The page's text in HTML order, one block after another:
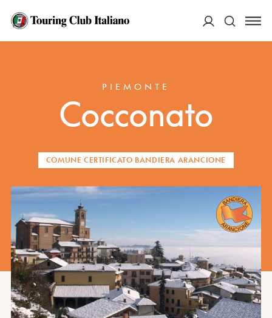
HOME
PIEMONTE
Cocconato
COMUNE CERTIFICATO BANDIERA ARANCIONE